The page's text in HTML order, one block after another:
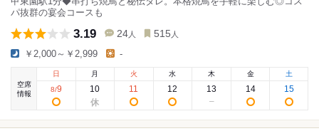
パ抜群の宴会コースも
3.19 24 人 515 人
￥2,000～￥2,999 -
空席
情報
日
8/9
月
10
火
11
水
12
木
13
金
14
土
15